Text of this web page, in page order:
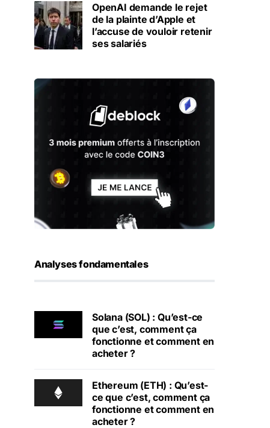
OpenAI demande le rejet
de la plainte d’Apple et
l’accuse de vouloir retenir
ses salariés
Analyses fondamentales
Solana (SOL) : Qu’est-ce
que c’est, comment ça
fonctionne et comment en
acheter ?
Ethereum (ETH) : Qu’est-
ce que c’est, comment ça
fonctionne et comment en
acheter ?